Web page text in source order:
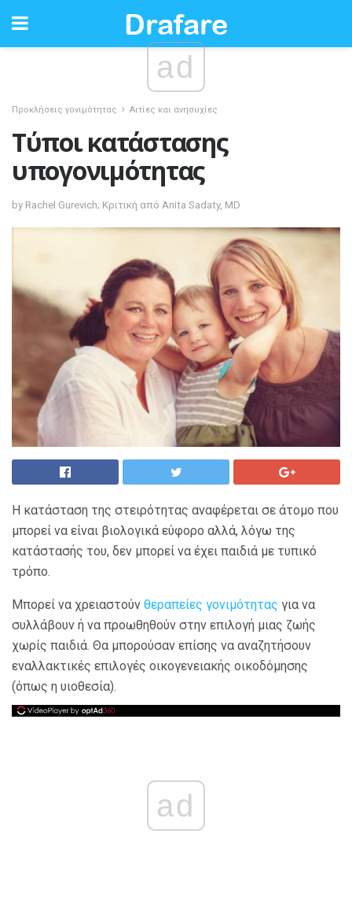
ad
Προκλήσεις γονιμότητας Αιτίες και ανησυχίες
Τύποι κατάστασης
υπογονιμότητας
by Rachel Gurevich; Κριτική από Anita Sadaty, MD
Η κατάσταση της στειρότητας αναφέρεται σε άτομο που
μπορεί να είναι βιολογικά εύφορο αλλά, λόγω της
κατάστασής του, δεν μπορεί να έχει παιδιά με τυπικό
τρόπο.
Μπορεί να χρειαστούν θεραπείες γονιμότητας για να
συλλάβουν ή να προωθηθούν στην επιλογή μιας ζωής
χωρίς παιδιά. Θα μπορούσαν επίσης να αναζητήσουν
εναλλακτικές επιλογές οικογενειακής οικοδόμησης
(όπως η υιοθεσία).
ad